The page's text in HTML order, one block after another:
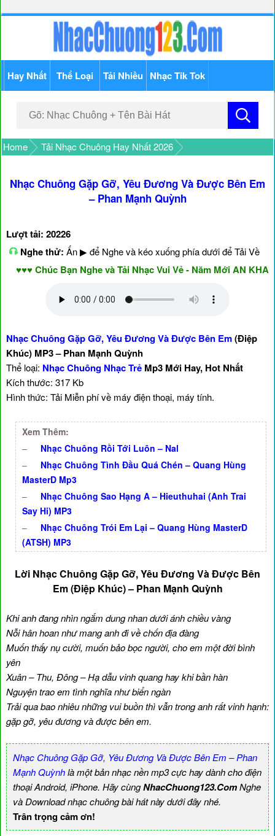
Hay Nhất Thể Loại Tải Nhiều Nhạc Tik Tok
Home Tải Nhạc Chuông Hay Nhất 2026
Nhạc Chuông Gặp Gỡ, Yêu Đương Và Được Bên Em
– Phan Mạnh Quỳnh
Lượt tải: 20226
Nghe thử: Ấn ▶ để Nghe và kéo xuống phía dưới để Tải Về
Chúc Bạn Nghe và Tải Nhạc Vui Vẻ - Năm Mới AN KHANG
Nhạc Chuông Gặp Gỡ, Yêu Đương Và Được Bên Em(Điệp
Khúc) MP3 – Phan Mạnh Quỳnh
Thể loại: Nhạc Chuông Nhạc Trẻ Mp3 Mới Hay, Hot Nhất
Kích thước: 317 Kb
Hình thức: Tải Miễn phí về máy điện thoại, máy tính.
Xem Thêm:
–
Nhạc Chuông Rồi Tới Luôn – Nal
–
Nhạc Chuông Tình Đầu Quá Chén – Quang Hùng
MasterD Mp3
–
Nhạc Chuông Sao Hạng A – Hieuthuhai (Anh Trai
Say Hi) MP3
–
Nhạc Chuông Trói Em Lại – Quang Hùng MasterD
(ATSH) MP3
Lời Nhạc Chuông Gặp Gỡ, Yêu Đương Và Được Bên
Em (Điệp Khúc) – Phan Mạnh Quỳnh
Khi anh đang nhìn ngắm dung nhan dưới ánh chiều vàng
Nỗi hân hoan như mang anh đi về chốn địa đàng
Muốn thấy nụ cười, muốn bảo bọc người, cho em một đời bình
yên
Xuân – Thu, Đông – Hạ dẫu vinh quang hay khi bần hàn
Nguyện trao em tình nghĩa như biển ngàn
Trải qua bao nhiêu những vui buồn thì vẫn trong anh rất vinh hạnh:
gặp gỡ, yêu đương và được bên em.
Nhạc Chuông Gặp Gỡ, Yêu Đương Và Được Bên Em – Phan
Mạnh Quỳnhlà một bản nhạc nền mp3 cực hay dành cho điện
thoại Android, iPhone. Hãy cùngNhacChuong123.ComNghe
và Download nhạc chuông bài hát này dưới đây nhé.
Trân trọng cảm ơn!